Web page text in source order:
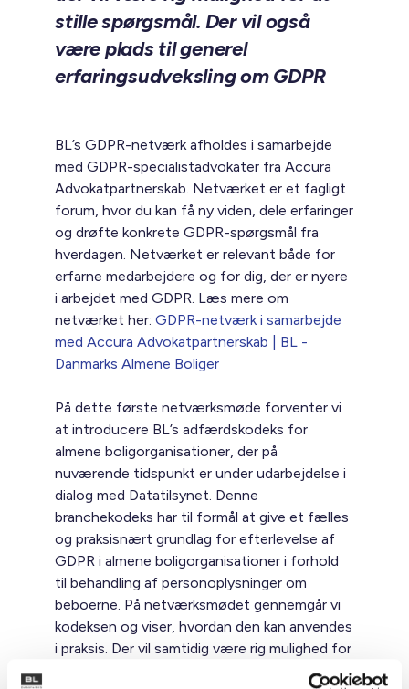
stille spørgsmål. Der vil også
være plads til generel
erfaringsudveksling om GDPR
BL’s GDPR-netværk afholdes i samarbejde
med GDPR-specialistadvokater fra Accura
Advokatpartnerskab. Netværket er et fagligt
forum, hvor du kan få ny viden, dele erfaringer
og drøfte konkrete GDPR-spørgsmål fra
hverdagen. Netværket er relevant både for
erfarne medarbejdere og for dig, der er nyere
i arbejdet med GDPR. Læs mere om
netværket her:GDPR-netværk i samarbejde
med Accura Advokatpartnerskab | BL -
Danmarks Almene Boliger
På dette første netværksmøde forventer vi
at introducere BL’s adfærdskodeks for
almene boligorganisationer, der på
nuværende tidspunkt er under udarbejdelse i
dialog med Datatilsynet. Denne
branchekodeks har til formål at give et fælles
og praksisnært grundlag for efterlevelse af
GDPR i almene boligorganisationer i forhold
til behandling af personoplysninger om
beboerne. På netværksmødet gennemgår vi
kodeksen og viser, hvordan den kan anvendes
i praksis. Der vil samtidig være rig mulighed for